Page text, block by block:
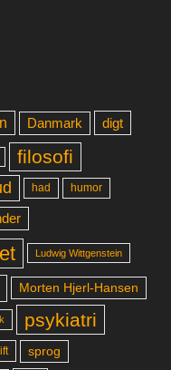
Danmark digt
filosofi
had humor
Ludwig Wittgenstein
Morten Hjerl-Hansen
psykiatri
sprog